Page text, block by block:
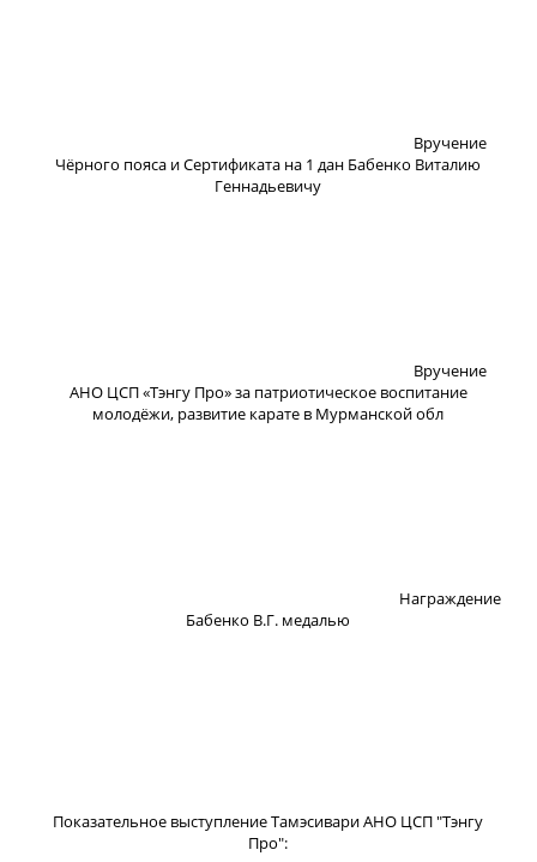
Вручение
Чёрного пояса и Сертификата на 1 дан Бабенко Виталию
Геннадьевичу
Вручение
АНО ЦСП «Тэнгу Про» за патриотическое воспитание
молодёжи, развитие карате в Мурманской обл
Награждение
Бабенко В.Г. медалью
Показательное выступление Тамэсивари АНО ЦСП "Тэнгу
Про":